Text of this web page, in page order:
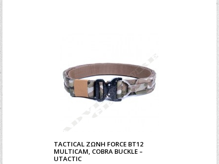
TACTICAL ΖΏΝΗ FORCE BT12
MULTICAM, COBRA BUCKLE –
UTACTIC